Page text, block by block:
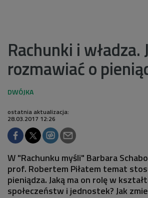
Rachunki i władza.
rozmawiać o
ostatnia aktualizacja:
28.03.2017 12:26
W "Rachunku myśli" Barbara
prof. Robertem Piłatem temat
pieniądza. Jaką ma on rolę w
społeczeństw i jednostek? Jak